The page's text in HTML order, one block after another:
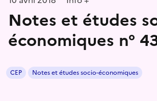
Notes et études
économiques n°
CEP Notes et études socio-économiques